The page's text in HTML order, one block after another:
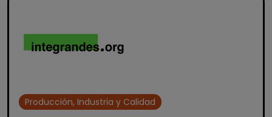
Producción, Industria y Calidad